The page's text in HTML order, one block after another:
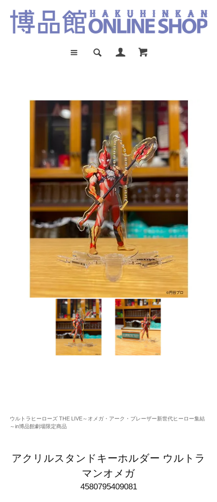
ウルトラヒーローズ THE LIVE～オメガ・アーク・ブレーザー新世代ヒーロー集結
～in博品館劇場限定商品
アクリルスタンドキーホルダー ウルトラ
マンオメガ
4580795409081